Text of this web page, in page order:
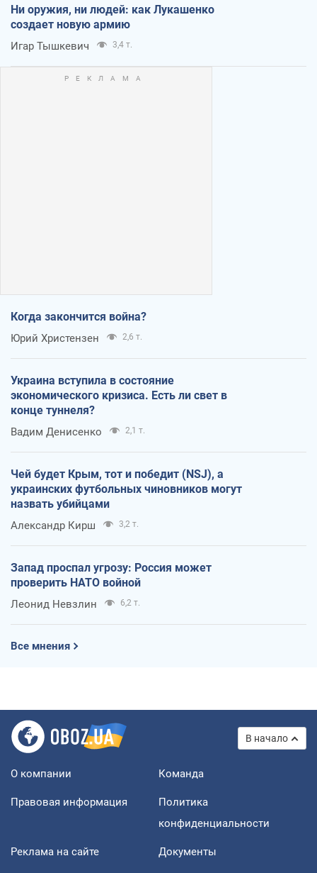
Ни оружия, ни людей: как Лукашенко
создает новую армию
Игар Тышкевич 3,4 т.
Когда закончится война?
Юрий Христензен 2,6 т.
Украина вступила в состояние
экономического кризиса. Есть ли свет в
конце туннеля?
Вадим Денисенко 2,1 т.
Чей будет Крым, тот и победит (NSJ), а
украинских футбольных чиновников могут
назвать убийцами
Александр Кирш 3,2 т.
Запад проспал угрозу: Россия может
проверить НАТО войной
Леонид Невзлин 6,2 т.
Все мнения
В начало
О компании Команда
Правовая информация
Политика
конфиденциальности
Реклама на сайте Документы